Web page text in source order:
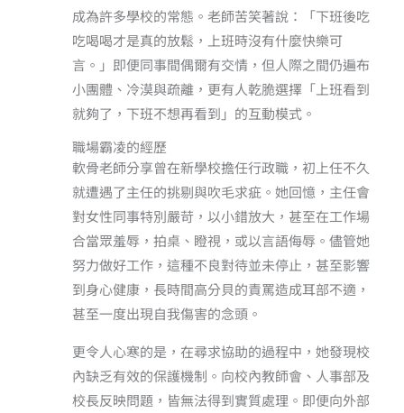
成為許多學校的常態。老師苦笑著說：「下班後吃
吃喝喝才是真的放鬆，上班時沒有什麼快樂可
言。」即便同事間偶爾有交情，但人際之間仍遍布
小團體、冷漠與疏離，更有人乾脆選擇「上班看到
就夠了，下班不想再看到」的互動模式。
職場霸凌的經歷
軟骨老師分享曾在新學校擔任行政職，初上任不久
就遭遇了主任的挑剔與吹毛求疵。她回憶，主任會
對女性同事特別嚴苛，以小錯放大，甚至在工作場
合當眾羞辱，拍桌、瞪視，或以言語侮辱。儘管她
努力做好工作，這種不良對待並未停止，甚至影響
到身心健康，長時間高分貝的責罵造成耳部不適，
甚至一度出現自我傷害的念頭。
更令人心寒的是，在尋求協助的過程中，她發現校
內缺乏有效的保護機制。向校內教師會、人事部及
校長反映問題，皆無法得到實質處理。即便向外部